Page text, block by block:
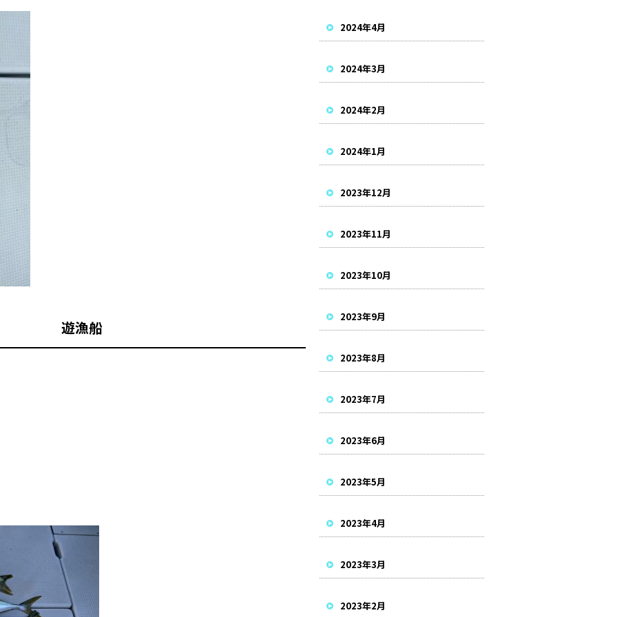
遊漁船
2024年4月
2024年3月
2024年2月
2024年1月
2023年12月
2023年11月
2023年10月
2023年9月
2023年8月
2023年7月
2023年6月
2023年5月
2023年4月
2023年3月
2023年2月